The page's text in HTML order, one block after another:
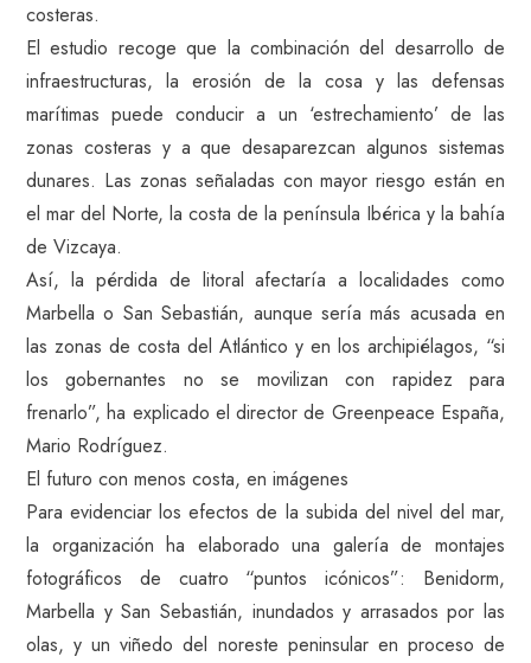
costeras.
El estudio recoge que la combinación del desarrollo de
infraestructuras, la erosión de la cosa y las defensas
marítimas puede conducir a un ‘estrechamiento’ de las
zonas costeras y a que desaparezcan algunos sistemas
dunares. Las zonas señaladas con mayor riesgo están en
el mar del Norte, la costa de la península Ibérica y la bahía
de Vizcaya.
Así, la pérdida de litoral afectaría a localidades como
Marbella o San Sebastián, aunque sería más acusada en
las zonas de costa del Atlántico y en los archipiélagos, “si
los gobernantes no se movilizan con rapidez para
frenarlo”, ha explicado el director de Greenpeace España,
Mario Rodríguez.
El futuro con menos costa, en imágenes
Para evidenciar los efectos de la subida del nivel del mar,
la organización ha elaborado una galería de montajes
fotográficos de cuatro “puntos icónicos”: Benidorm,
Marbella y San Sebastián, inundados y arrasados por las
olas, y un viñedo del noreste peninsular en proceso de